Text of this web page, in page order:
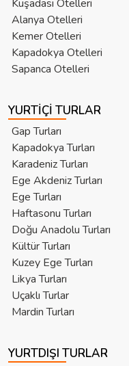
Kuşadası Otelleri
Alanya Otelleri
Kemer Otelleri
Kapadokya Otelleri
Sapanca Otelleri
YURTIÇI TURLAR
Gap Turları
Kapadokya Turları
Karadeniz Turları
Ege Akdeniz Turları
Ege Turları
Haftasonu Turları
Doğu Anadolu Turları
Kültür Turları
Kuzey Ege Turları
Likya Turları
Uçaklı Turlar
Mardin Turları
YURTDIŞI TURLAR